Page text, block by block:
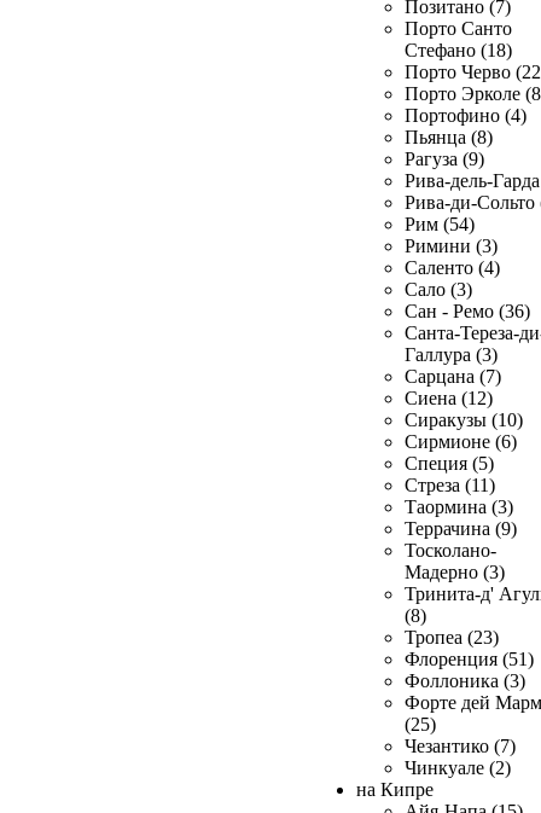
Позитано (7)
Порто Санто
Стефано (18)
Порто Черво
Порто Эрколе
Портофино (4)
Пьянца (8)
Рагуза (9)
Рива-дель-
Рива-ди-Сольто
Рим (54)
Римини (3)
Саленто (4)
Сало (3)
Сан - Ремо (36)
Санта-Тереза-
Галлура (3)
Сарцана (7)
Сиена (12)
Сиракузы (10)
Сирмионе (6)
Специя (5)
Стреза (11)
Таормина (3)
Террачина (9)
Тосколано-
Мадерно (3)
Тринита-д'
(8)
Тропеа (23)
Флоренция (51)
Фоллоника (3)
Форте дей
(25)
Чезантико (7)
Чинкуале (2)
на Кипре